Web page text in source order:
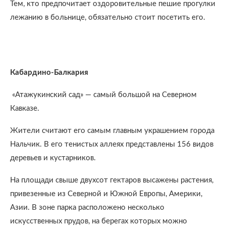
Тем, кто предпочитает оздоровительные пешие прогулки
лежанию в больнице, обязательно стоит посетить его.
Кабардино-Балкария
«Атажукинский сад» — самый большой на Северном
Кавказе.
Жители считают его самым главным украшением города
Нальчик. В его тенистых аллеях представлены 156 видов
деревьев и кустарников.
На площади свыше двухсот гектаров высажены растения,
привезенные из Северной и Южной Европы, Америки,
Азии. В зоне парка расположено несколько
искусственных прудов, на берегах которых можно